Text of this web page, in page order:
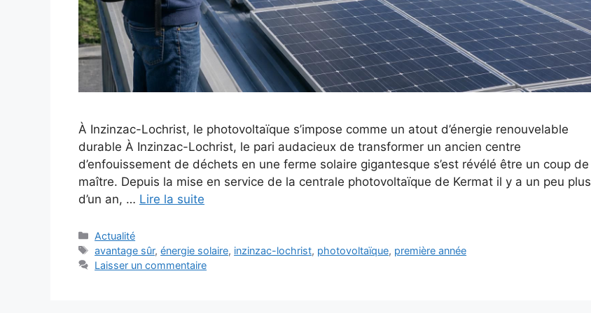
À Inzinzac-Lochrist, le photovoltaïque s’impose comme un atout d’énergie renouvelable
durable À Inzinzac-Lochrist, le pari audacieux de transformer un ancien centre
d’enfouissement de déchets en une ferme solaire gigantesque s’est révélé être un coup de
maître. Depuis la mise en service de la centrale photovoltaïque de Kermat il y a un peu plus
d’un an, … Lire la suite
Catégories
Actualité
Étiquettes
avantage sûr,énergie solaire, inzinzac-lochrist, photovoltaïque, première année
Laisser un commentaire